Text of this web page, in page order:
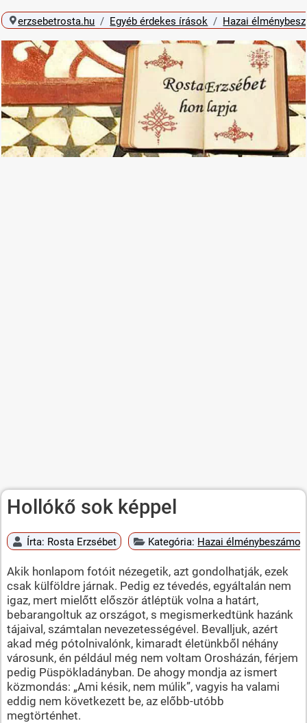
erzsebetrosta.hu Egyéb érdekes írások Hazai
Hollókő sok képpel
Írta: Rosta Erzsébet Kategória: Hazai
Akik honlapom fotóit nézegetik, azt gondolhatják, ezek
csak külföldre járnak. Pedig ez tévedés, egyáltalán nem
igaz, mert mielőtt először átléptük volna a határt,
bebarangoltuk az országot, s megismerkedtünk hazánk
tájaival, számtalan nevezetességével. Bevalljuk, azért
akad még pótolnivalónk, kimaradt életünkből néhány
városunk, én például még nem voltam Orosházán, férjem
pedig Püspökladányban. De ahogy mondja az ismert
közmondás: „Ami késik, nem múlik”, vagyis ha valami
eddig nem következett be, az előbb-utóbb
megtörténhet.